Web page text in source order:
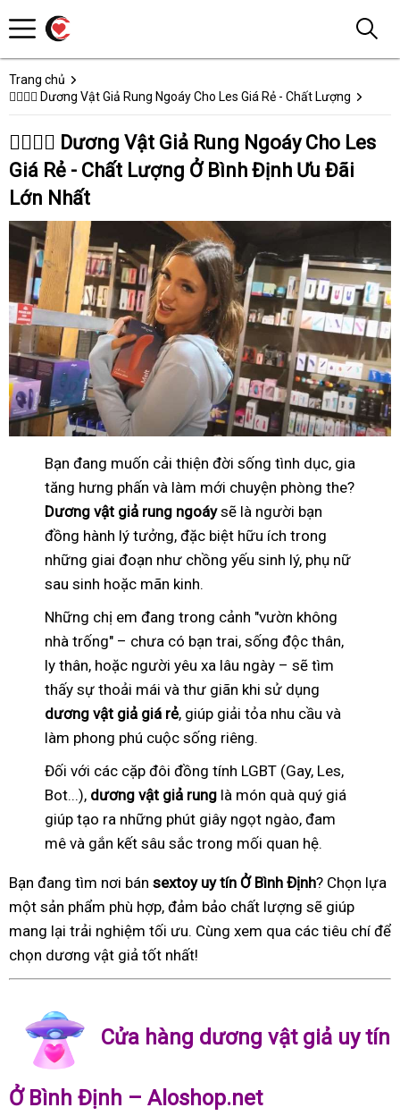
Trang chủ
👩‍❤️‍💋‍👨 Dương Vật Giả Rung Ngoáy Cho Les Giá Rẻ - Chất Lượng
👩‍❤️‍💋‍👨 Dương Vật Giả Rung Ngoáy Cho Les
Giá Rẻ - Chất Lượng Ở Bình Định Ưu Đãi
Lớn Nhất
Bạn đang muốn cải thiện đời sống tình dục, gia
tăng hưng phấn và làm mới chuyện phòng the?
Dương vật giả rung ngoáysẽ là người bạn
đồng hành lý tưởng, đặc biệt hữu ích trong
những giai đoạn như chồng yếu sinh lý, phụ nữ
sau sinh hoặc mãn kinh.
Những chị em đang trong cảnh "vườn không
nhà trống" – chưa có bạn trai, sống độc thân,
ly thân, hoặc người yêu xa lâu ngày – sẽ tìm
thấy sự thoải mái và thư giãn khi sử dụng
dương vật giả giá rẻ, giúp giải tỏa nhu cầu và
làm phong phú cuộc sống riêng.
Đối với các cặp đôi đồng tính LGBT (Gay, Les,
Bot...), dương vật giả rung là món quà quý giá
giúp tạo ra những phút giây ngọt ngào, đam
mê và gắn kết sâu sắc trong mối quan hệ.
Bạn đang tìm nơi bán sextoy uy tín Ở Bình Định? Chọn lựa
một sản phẩm phù hợp, đảm bảo chất lượng sẽ giúp
mang lại trải nghiệm tối ưu. Cùng xem qua các tiêu chí để
chọn dương vật giả tốt nhất!
Cửa hàng dương vật giả uy tín
Ở Bình Định – Aloshop.net